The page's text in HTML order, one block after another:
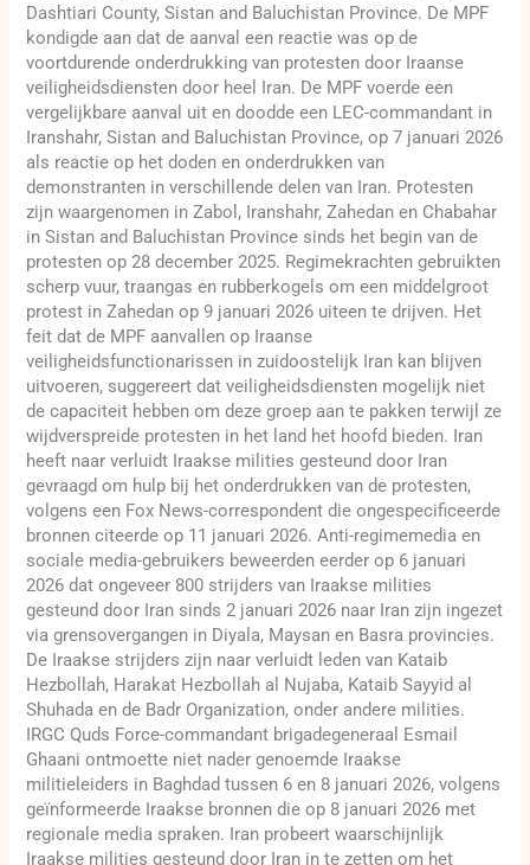
Dashtiari County, Sistan and Baluchistan Province. De MPF
kondigde aan dat de aanval een reactie was op de
voortdurende onderdrukking van protesten door Iraanse
veiligheidsdiensten door heel Iran. De MPF voerde een
vergelijkbare aanval uit en doodde een LEC-commandant in
Iranshahr, Sistan and Baluchistan Province, op 7 januari 2026
als reactie op het doden en onderdrukken van
demonstranten in verschillende delen van Iran. Protesten
zijn waargenomen in Zabol, Iranshahr, Zahedan en Chabahar
in Sistan and Baluchistan Province sinds het begin van de
protesten op 28 december 2025. Regimekrachten gebruikten
scherp vuur, traangas en rubberkogels om een middelgroot
protest in Zahedan op 9 januari 2026 uiteen te drijven. Het
feit dat de MPF aanvallen op Iraanse
veiligheidsfunctionarissen in zuidoostelijk Iran kan blijven
uitvoeren, suggereert dat veiligheidsdiensten mogelijk niet
de capaciteit hebben om deze groep aan te pakken terwijl ze
wijdverspreide protesten in het land het hoofd bieden. Iran
heeft naar verluidt Iraakse milities gesteund door Iran
gevraagd om hulp bij het onderdrukken van de protesten,
volgens een Fox News-correspondent die ongespecificeerde
bronnen citeerde op 11 januari 2026. Anti-regimemedia en
sociale media-gebruikers beweerden eerder op 6 januari
2026 dat ongeveer 800 strijders van Iraakse milities
gesteund door Iran sinds 2 januari 2026 naar Iran zijn ingezet
via grensovergangen in Diyala, Maysan en Basra provincies.
De Iraakse strijders zijn naar verluidt leden van Kataib
Hezbollah, Harakat Hezbollah al Nujaba, Kataib Sayyid al
Shuhada en de Badr Organization, onder andere milities.
IRGC Quds Force-commandant brigadegeneraal Esmail
Ghaani ontmoette niet nader genoemde Iraakse
militieleiders in Baghdad tussen 6 en 8 januari 2026, volgens
geïnformeerde Iraakse bronnen die op 8 januari 2026 met
regionale media spraken. Iran probeert waarschijnlijk
Iraakse milities gesteund door Iran in te zetten om het